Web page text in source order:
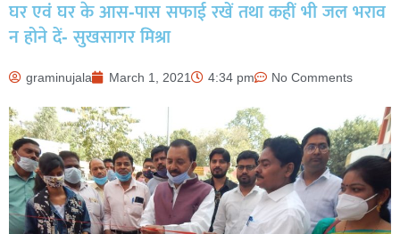
घर एवं घर के आस-पास सफाई रखें तथा कहीं भी जल भराव
न होने दें- सुखसागर मिश्रा
graminujala March 1, 2021 4:34 pm No Comments